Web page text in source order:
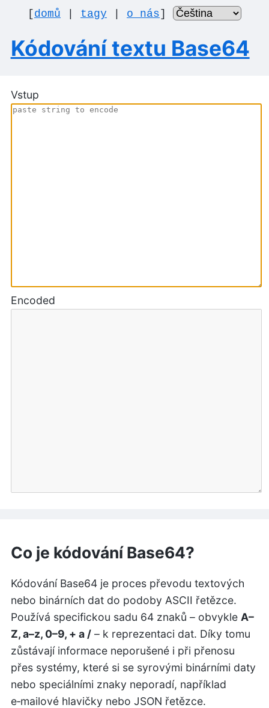
[domů tagy o nás]
Kódování textu Base64
Vstup
Encoded
Co je kódování Base64?
Kódování Base64 je proces převodu textových
nebo binárních dat do podoby ASCII řetězce.
Používá specifickou sadu 64 znaků – obvykle A–
Z, a–z, 0–9, + a /– k reprezentaci dat. Díky tomu
zůstávají informace neporušené i při přenosu
přes systémy, které si se syrovými binárními daty
nebo speciálními znaky neporadí, například
e‑mailové hlavičky nebo JSON řetězce.